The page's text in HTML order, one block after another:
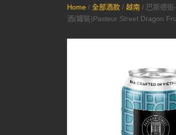
Home /全部酒款 /越南 / 巴斯德街
酒(罐裝)Pasteur Street Dragon